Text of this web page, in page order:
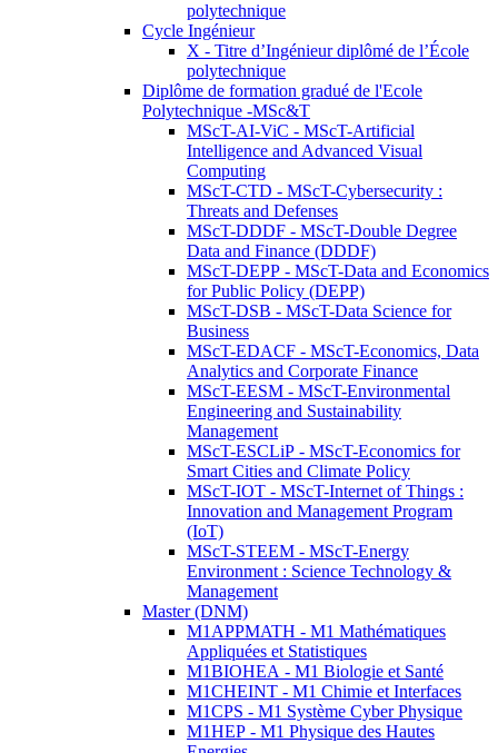
polytechnique
Cycle Ingénieur
X - Titre d’Ingénieur diplômé de l’École
polytechnique
Diplôme de formation gradué de l'Ecole
Polytechnique -MSc&T
MScT-AI-ViC - MScT-Artificial
Intelligence and Advanced Visual
Computing
MScT-CTD - MScT-Cybersecurity :
Threats and Defenses
MScT-DDDF - MScT-Double Degree
Data and Finance (DDDF)
MScT-DEPP - MScT-Data and Economics
for Public Policy (DEPP)
MScT-DSB - MScT-Data Science for
Business
MScT-EDACF - MScT-Economics, Data
Analytics and Corporate Finance
MScT-EESM - MScT-Environmental
Engineering and Sustainability
Management
MScT-ESCLiP - MScT-Economics for
Smart Cities and Climate Policy
MScT-IOT - MScT-Internet of Things :
Innovation and Management Program
(IoT)
MScT-STEEM - MScT-Energy
Environment : Science Technology &
Management
Master (DNM)
M1APPMATH - M1 Mathématiques
Appliquées et Statistiques
M1BIOHEA - M1 Biologie et Santé
M1CHEINT - M1 Chimie et Interfaces
M1CPS - M1 Système Cyber Physique
M1HEP - M1 Physique des Hautes